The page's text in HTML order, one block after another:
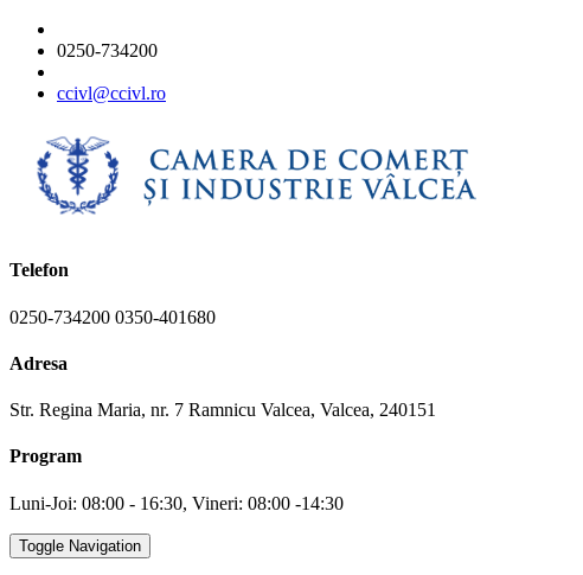
0250-734200
ccivl@ccivl.ro
Telefon
0250-734200 0350-401680
Adresa
Str. Regina Maria, nr. 7 Ramnicu Valcea, Valcea, 240151
Program
Luni-Joi: 08:00 - 16:30, Vineri: 08:00 -14:30
Toggle Navigation